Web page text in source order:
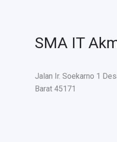
SMA IT
Jalan Ir. Soekarno 1
Barat 45171